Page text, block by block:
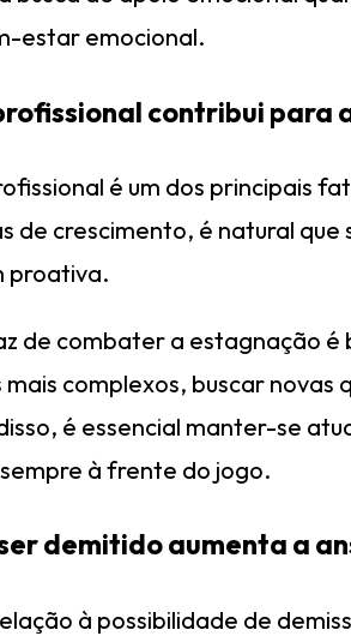
estar emocional.
contribui para
é um dos principais
de crescimento, é natural
proativa.
de combater a estagnação é
complexos, buscar
é essencial manter-se
à frente do jogo.
demitido aumenta a
à possibilidade de